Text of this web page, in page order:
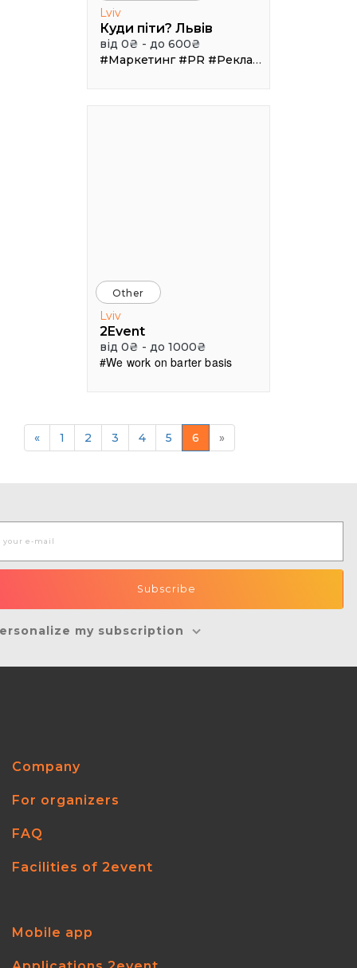
Lviv
Куди піти? Львів
від 0₴ - до 600₴
#Маркетинг #PR #Реклама
Other
Lviv
2Event
від 0₴ - до 1000₴
#We work on barter basis
« 1 2 3 4 5 6 »
my subscription
Company
For organizers
FAQ
Facilities of 2event
Mobile app